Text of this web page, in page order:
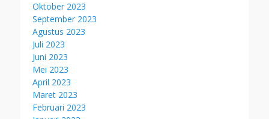
Oktober 2023
September 2023
Agustus 2023
Juli 2023
Juni 2023
Mei 2023
April 2023
Maret 2023
Februari 2023